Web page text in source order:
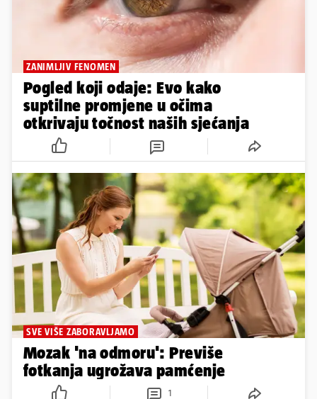
ZANIMLJIV FENOMEN
Pogled koji odaje: Evo kako
suptilne promjene u očima
otkrivaju točnost naših sjećanja
SVE VIŠE ZABORAVLJAMO
Mozak 'na odmoru': Previše
fotkanja ugrožava pamćenje
1